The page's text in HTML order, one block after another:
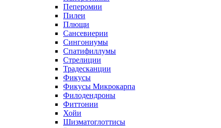
Пеперомии
Пилеи
Плющи
Сансевиерии
Сингониумы
Спатифиллумы
Стрелиции
Традесканции
Фикусы
Фикусы Микрокарпа
Филодендроны
Фиттонии
Хойи
Шизматоглоттисы